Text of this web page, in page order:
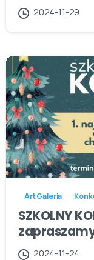
2024-11-29
Art Galeria
SZKOLNY
2024-11-24